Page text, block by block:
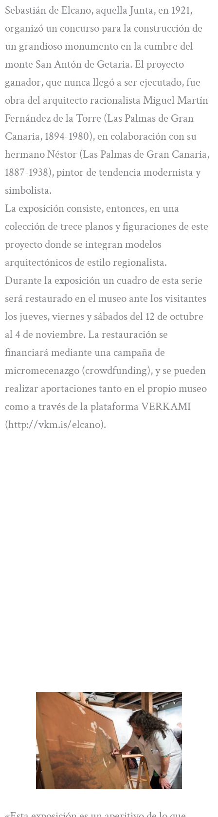
Sebastián de Elcano, aquella Junta, en 1921,
organizó un concurso para la construcción de
un grandioso monumento en la cumbre del
monte San Antón de Getaria. El proyecto
ganador, que nunca llegó a ser ejecutado, fue
obra del arquitecto racionalista Miguel Martín
Fernández de la Torre (Las Palmas de Gran
Canaria, 1894-1980), en colaboración con su
hermano Néstor (Las Palmas de Gran Canaria,
1887-1938), pintor de tendencia modernista y
simbolista.
La exposición consiste, entonces, en una
colección de trece planos y figuraciones de este
proyecto donde se integran modelos
arquitectónicos de estilo regionalista.
Durante la exposición un cuadro de esta serie
será restaurado en el museo ante los visitantes
los jueves, viernes y sábados del 12 de octubre
al 4 de noviembre. La restauración se
financiará mediante una campaña de
micromecenazgo (crowdfunding), y se pueden
realizar aportaciones tanto en el propio museo
como a través de la plataforma VERKAMI
(http://vkm.is/elcano).